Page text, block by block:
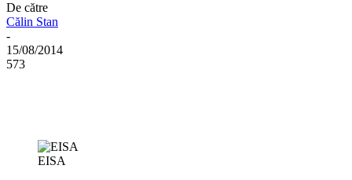
De către
Călin Stan
-
15/08/2014
573
EISA